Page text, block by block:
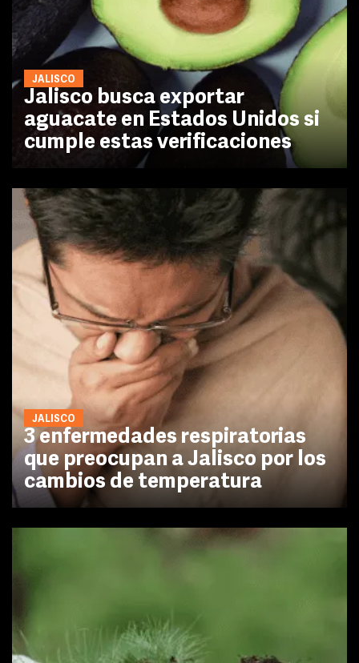
JALISCO
Jalisco busca exportar
aguacate en Estados Unidos si
cumple estas verificaciones
JALISCO
3 enfermedades respiratorias
que preocupan a Jalisco por los
cambios de temperatura